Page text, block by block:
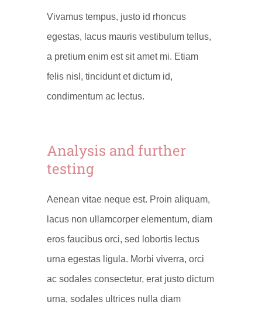
Vivamus tempus, justo id rhoncus
egestas, lacus mauris vestibulum tellus,
a pretium enim est sit amet mi. Etiam
felis nisl, tincidunt et dictum id,
condimentum ac lectus.
Analysis and further
testing
Aenean vitae neque est. Proin aliquam,
lacus non ullamcorper elementum, diam
eros faucibus orci, sed lobortis lectus
urna egestas ligula. Morbi viverra, orci
ac sodales consectetur, erat justo dictum
urna, sodales ultrices nulla diam